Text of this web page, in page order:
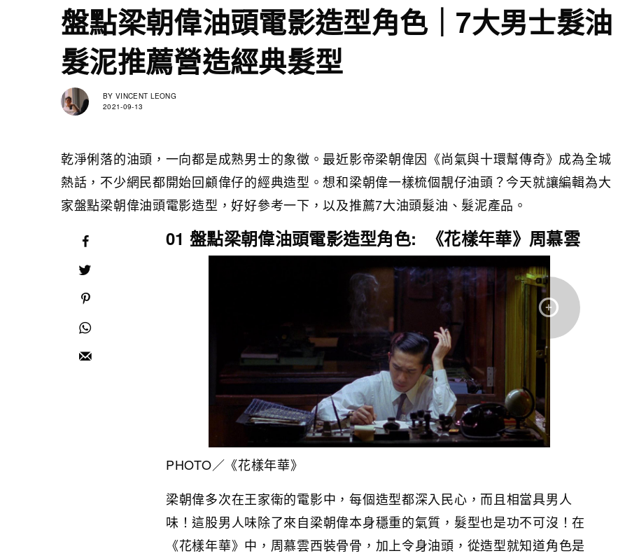
盤點梁朝偉油頭電影造型角色｜7大男士髮油
髮泥推薦營造經典髮型
BY VINCENT LEONG
2021-09-13
乾淨俐落的油頭，一向都是成熟男士的象徵。最近影帝梁朝偉因《尚氣與十環幫傳奇》成為全城
熱話，不少網民都開始回顧偉仔的經典造型。想和梁朝偉一樣梳個靚仔油頭？今天就讓編輯為大
家盤點梁朝偉油頭電影造型，好好參考一下，以及推薦7大油頭髮油、髮泥產品。
01 盤點梁朝偉油頭電影造型角色: 《花樣年華》周慕雲
PHOTO／ 《花樣年華》
梁朝偉多次在王家衛的電影中，每個造型都深入民心，而且相當具男人
味！這股男人味除了來自梁朝偉本身穩重的氣質，髮型也是功不可沒！在
《花樣年華》中，周慕雲西裝骨骨，加上令身油頭，從造型就知道角色是